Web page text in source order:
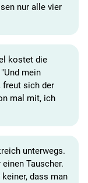
nur alle vier
kostet die
mein
freut sich der
mal mit, ich
unterwegs.
Tauscher.
dass man